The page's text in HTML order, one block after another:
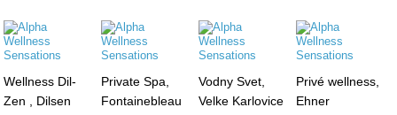
Wellness Dil-
Zen , Dilsen
Private Spa,
Fontainebleau
Vodny Svet,
Velke Karlovice
Privé wellness,
Ehner